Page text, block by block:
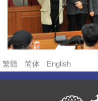
繁體 简体 English